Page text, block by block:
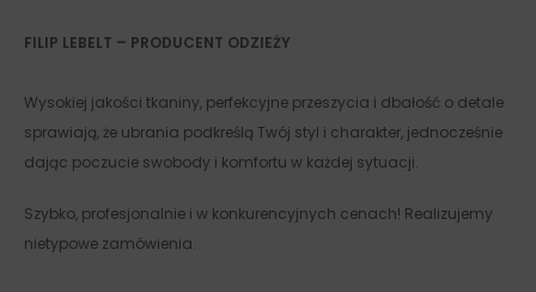
FILIP LEBELT – PRODUCENT ODZIEŻY
Wysokiej jakości tkaniny, perfekcyjne przeszycia i dbałość o detale
sprawiają, że ubrania podkreślą Twój styl i charakter, jednocześnie
dając poczucie swobody i komfortu w każdej sytuacji.
Szybko, profesjonalnie i w konkurencyjnych cenach! Realizujemy
nietypowe zamówienia.